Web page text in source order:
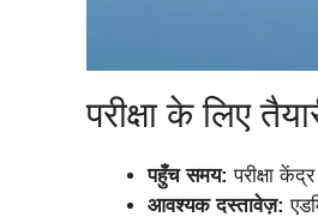
परीक्षा के लिए
पहुँच समय: परीक्षा
आवश्यक दस्तावेज़: